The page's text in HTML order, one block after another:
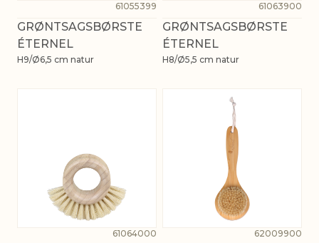
61055399
GRØNTSAGSBØRSTE
ÉTERNEL
H9/Ø6,5 cm natur
61063900
GRØNTSAGSBØRSTE
ÉTERNEL
H8/Ø5,5 cm natur
61064000 62009900